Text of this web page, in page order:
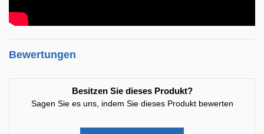
Bewertungen
Besitzen Sie dieses Produkt?
Sagen Sie es uns, indem Sie dieses Produkt bewerten